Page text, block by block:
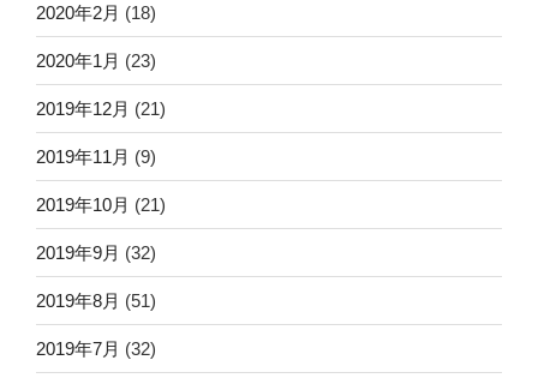
2020年2月 (18)
2020年1月 (23)
2019年12月 (21)
2019年11月 (9)
2019年10月 (21)
2019年9月 (32)
2019年8月 (51)
2019年7月 (32)